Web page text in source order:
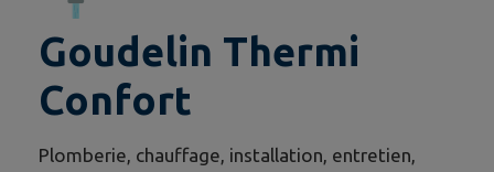
Goudelin Thermi
Confort
Plomberie, chauffage, installation, entretien,